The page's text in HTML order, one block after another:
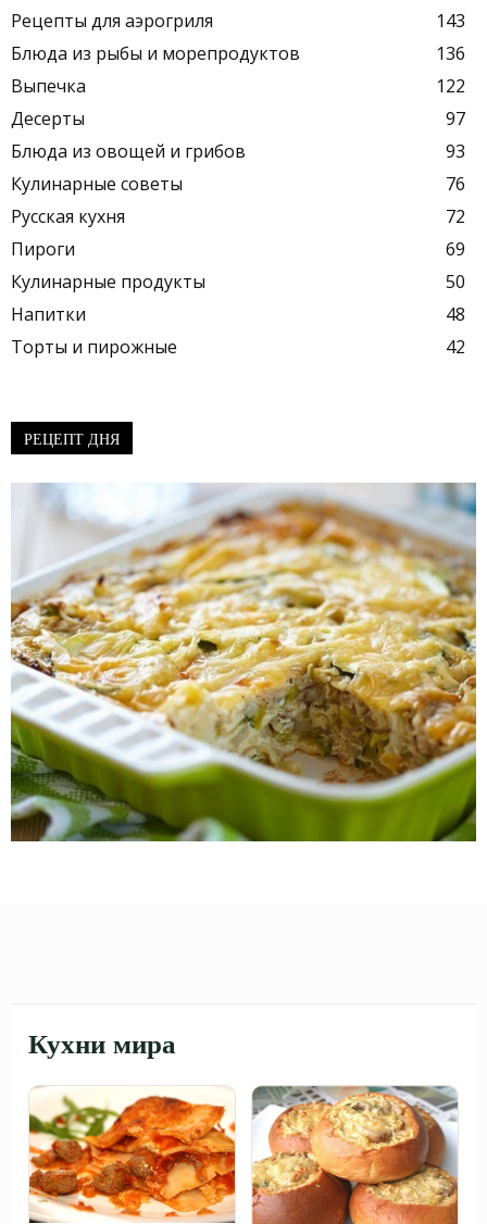
Рецепты для аэрогриля
143
Блюда из рыбы и морепродуктов
136
Выпечка
122
Десерты
97
Блюда из овощей и грибов
93
Кулинарные советы
76
Русская кухня
72
Пироги
69
Кулинарные продукты
50
Напитки
48
Торты и пирожные
42
РЕЦЕПТ ДНЯ
Кухни мира